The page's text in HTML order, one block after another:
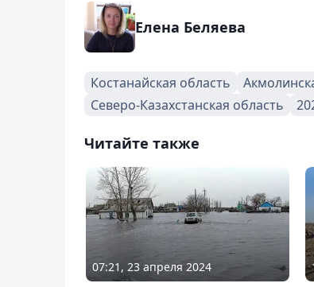
Елена Беляева
Костанайская область
Северо-Казахстанская область
Читайте также
07:21, 23 апреля 2024